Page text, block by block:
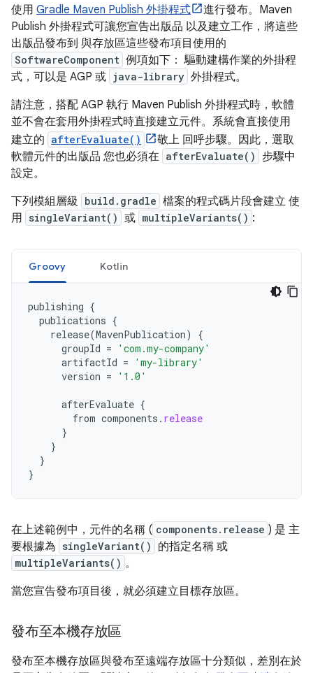
使用 Gradle Maven Publish 外掛程式
進行發布。Maven
Publish 外掛程式可讓您宣告出版品 以及建立工作，將這些
出版品發布到 與存放區這些發布項目使用的
SoftwareComponent 例項如下： 驅動建構作業的外掛程
式，可以是 AGP 或 java-library 外掛程式。
請注意，搭配 AGP 執行 Maven Publish 外掛程式時，軟體
並不會在套用外掛程式時直接建立元件。系統會直接使用
建立的 afterEvaluate()
敬上 回呼步驟。因此，選取
軟體元件的出版品 您也必須在 afterEvaluate()
步驟中
設定。
下列模組層級 build.gradle 檔案的程式碼片段會建立 使
用 singleVariant() 或 multipleVariants() :
Groovy Kotlin
publishing {
publications {
release(MavenPublication)
{
groupId =
'com.my-company'
artifactId =
'my-library'
version = '1.0'
afterEvaluate {
from components . release
}
}
}
}
在上述範例中，元件的名稱 ( components.release ) 是 主
要根據為 singleVariant() 的指定名稱 或
multipleVariants() 。
當您宣告發布項目後，就必須建立目標存放區。
發布至本機存放區
發布至本機存放區與發布至遠端存放區十分類似，差別在於